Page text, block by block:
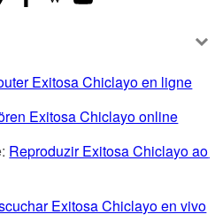
Exitosa Chiclayo en ligne
Exitosa Chiclayo online
Reproduzir Exitosa Chiclayo ao
Exitosa Chiclayo en vivo